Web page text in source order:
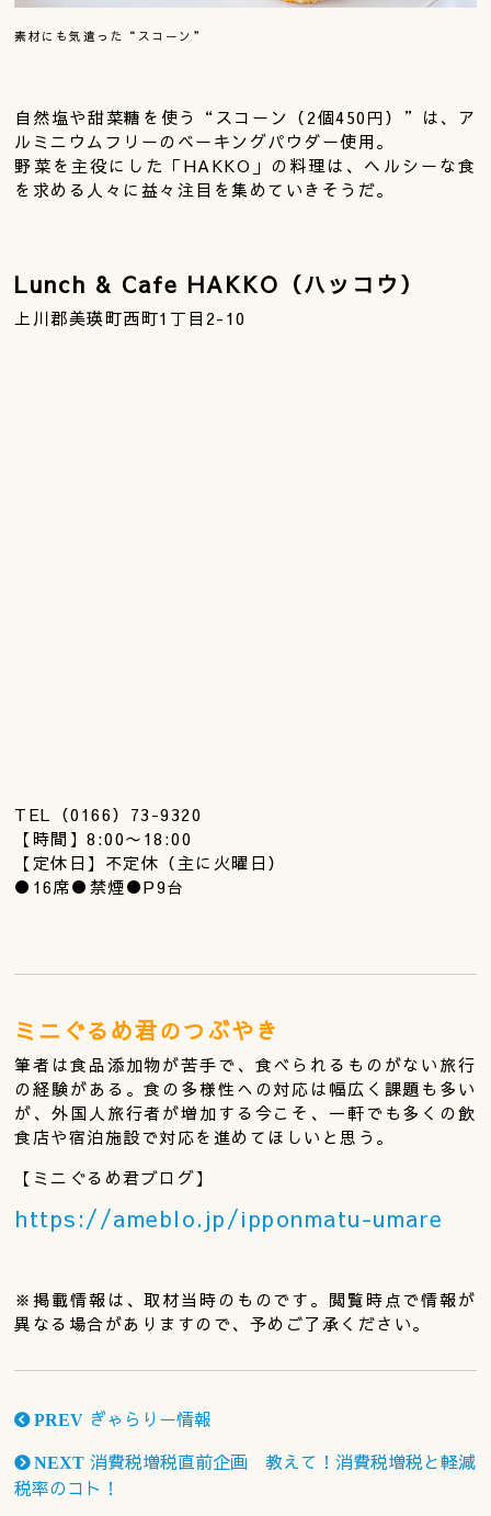
素材にも気遣った“スコーン”
自然塩や甜菜糖を使う“スコーン（2個450円）”は、ア
ルミニウムフリーのベーキングパウダー使用。
野菜を主役にした「HAKKO」の料理は、ヘルシーな食
を求める人々に益々注目を集めていきそうだ。
Lunch & Cafe HAKKO（ハッコウ）
上川郡美瑛町西町1丁目2-10
TEL（0166）73-9320
【時間】8:00〜18:00
【定休日】不定休（主に火曜日）
●16席●禁煙●P9台
ミニぐるめ君のつぶやき
筆者は食品添加物が苦手で、食べられるものがない旅行
の経験がある。食の多様性への対応は幅広く課題も多い
が、外国人旅行者が増加する今こそ、一軒でも多くの飲
食店や宿泊施設で対応を進めてほしいと思う。
【ミニぐるめ君ブログ】
https://ameblo.jp/ipponmatu-umare
※掲載情報は、取材当時のものです。閲覧時点で情報が
異なる場合がありますので、予めご了承ください。
PREV ぎゃらりー情報
NEXT 消費税増税直前企画 教えて！消費税増税と軽減
税率のコト！